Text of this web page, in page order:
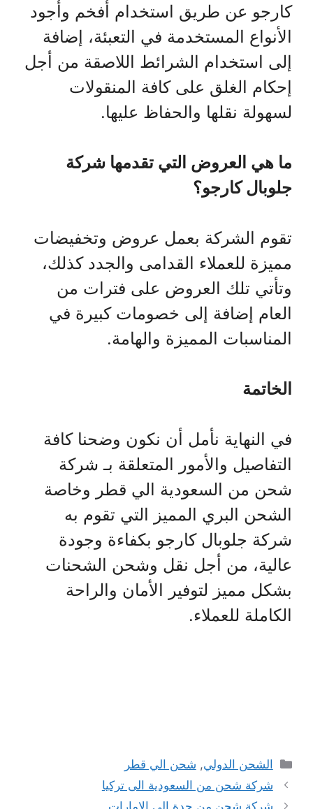
كارجو عن طريق استخدام أفخم وأجود
الأنواع المستخدمة في التعبئة، إضافة
إلى استخدام الشرائط اللاصقة من أجل
إحكام الغلق على كافة المنقولات
لسهولة نقلها والحفاظ عليها.
ما هي العروض التي تقدمها شركة
جلوبال كارجو؟
تقوم الشركة بعمل عروض وتخفيضات
مميزة للعملاء القدامى والجدد كذلك،
وتأتي تلك العروض على فترات من
العام إضافة إلى خصومات كبيرة في
المناسبات المميزة والهامة.
الخاتمة
في النهاية نأمل أن نكون وضحنا كافة
التفاصيل والأمور المتعلقة بـ شركة
شحن من السعودية الي قطر وخاصة
الشحن البري المميز التي تقوم به
شركة جلوبال كارجو بكفاءة وجودة
عالية، من أجل نقل وشحن الشحنات
بشكل مميز لتوفير الأمان والراحة
الكاملة للعملاء.
التصنيفات
الشحن الدولي, شحن الي قطر
شركة شحن من السعودية الى تركيا
شركة شحن من جدة الي الامارات